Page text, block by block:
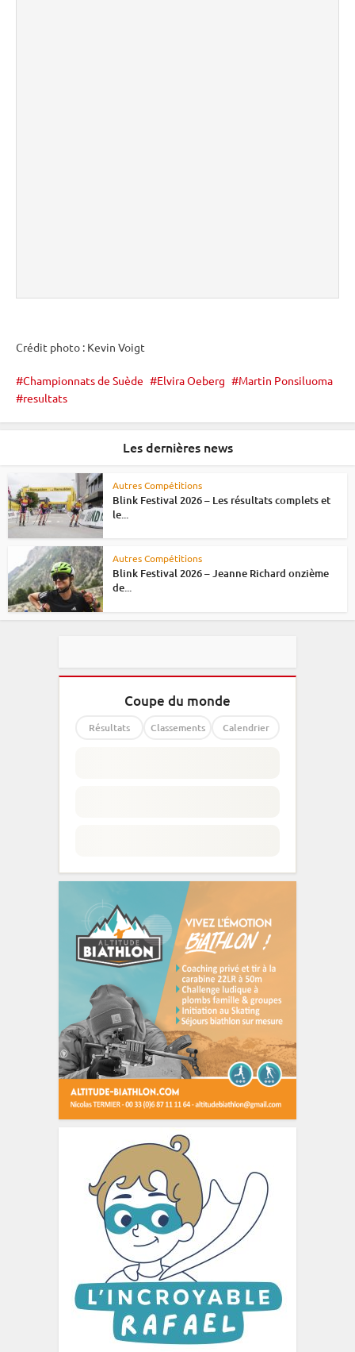
Crédit photo : Kevin Voigt
Championnats de Suède Elvira Oeberg
Martin Ponsiluoma
resultats
Les dernières news
Autres Compétitions
Blink Festival 2026 – Les résultats complets et
le...
Autres Compétitions
Blink Festival 2026 – Jeanne Richard onzième
de...
Coupe du monde
Résultats Classements Calendrier